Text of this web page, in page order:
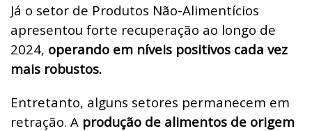
Já o setor de Produtos Não-Alimentícios
apresentou forte recuperação ao longo de
2024, operando em níveis positivos cada vez
mais robustos.
Entretanto, alguns setores permanecem em
retração. A produção de alimentos de origem